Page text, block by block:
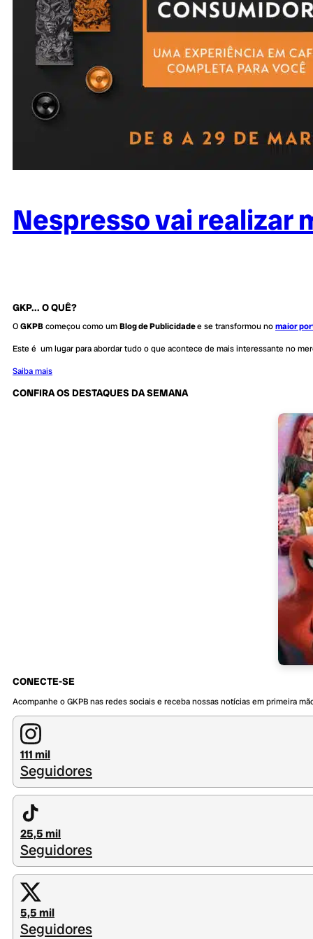
Nespresso vai realizar
GKP... O QUÊ?
OGKPBcomeçou como umBlog de Publicidadee se transformou nomaior
Este é um lugar para abordar tudo o que acontece de mais interessante no
Saiba mais
CONFIRA OS DESTAQUES DA SEMANA
CONECTE-SE
Acompanhe o GKPB nas redes sociais e receba nossas notícias em primeira
111 mil
Seguidores
25,5 mil
Seguidores
5,5 mil
Seguidores